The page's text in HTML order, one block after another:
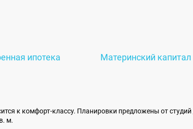
ипотека Материнский капитал
к комфорт-классу. Планировки предложены от студий
м.